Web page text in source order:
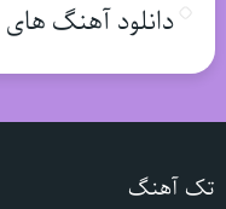
دانلود آهنگ
تک آهنگ